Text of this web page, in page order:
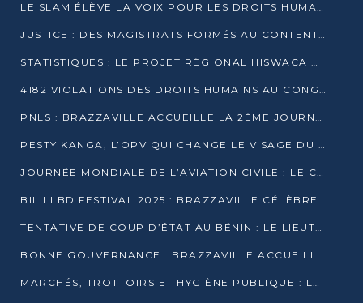
LE SLAM ÉLÈVE LA VOIX POUR LES DROITS HUMAINS À BRAZZAVILLE
JUSTICE : DES MAGISTRATS FORMÉS AU CONTENTIEUX DE LA PROPRIÉTÉ INTELLECTUELLE
STATISTIQUES : LE PROJET RÉGIONAL HISWACA OFFICIELLEMENT LANCÉ AU CONGO
4182 VIOLATIONS DES DROITS HUMAINS AU CONGO EN 2025 SELON LE CAD
PNLS : BRAZZAVILLE ACCUEILLE LA 2ÈME JOURNÉE SCIENTIFIQUE SUR LE VIH/SIDA
PESTY KANGA, L’OPV QUI CHANGE LE VISAGE DU REPORTAGE AU CONGO
JOURNÉE MONDIALE DE L’AVIATION CIVILE : LE CONGO MISE SUR L’INNOVATION ET LA SÉCURITÉ
BILILI BD FESTIVAL 2025 : BRAZZAVILLE CÉLÈBRE DIX ANS DE CRÉATION GRAPHIQUE AFRICAINE
TENTATIVE DE COUP D’ÉTAT AU BÉNIN : LE LIEUTENANT-COLONEL TIGRI S’AUTOPROCLAME CHEF D’UN COMITÉ MILITAIRE
BONNE GOUVERNANCE : BRAZZAVILLE ACCUEILLE LES PREMIÈRES JOURNÉES CONGOLAISES DE L’ÉVALUATION
MARCHÉS, TROTTOIRS ET HYGIÈNE PUBLIQUE : LE GOUVERNEMENT DURCIT LE TON